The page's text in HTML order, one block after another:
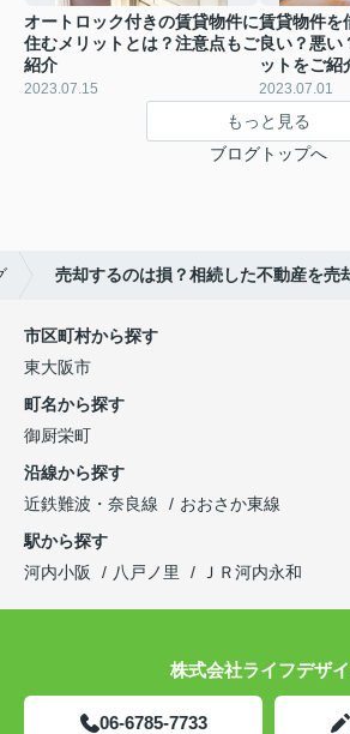
オートロック付きの賃貸物件に
住むメリットとは？注意点もご
紹介
2023.07.15
賃貸物件を
良い？悪い
ットをご紹
2023.07.01
もっと見る
ブログトップへ
売却するのは損？相続した不動産を売
市区町村から探す
東大阪市
町名から探す
御厨栄町
沿線から探す
近鉄難波・奈良線
おおさか東線
駅から探す
河内小阪
八戸ノ里 ＪＲ河内永和
株式会社ライフデザ
06-6785-7733